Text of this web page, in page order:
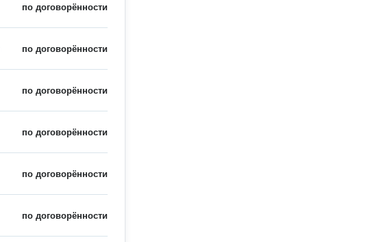
по договорённости
по договорённости
по договорённости
по договорённости
по договорённости
по договорённости